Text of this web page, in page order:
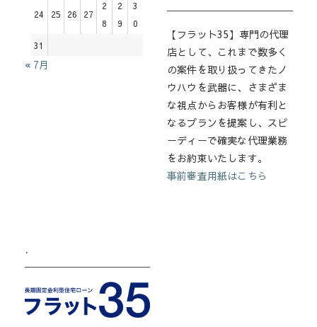
24 25 26 27
2
8
2
9
3
0
31
« 7月
【フラット35】専門の代理
店として、これまで数多く
の案件を取り扱ってきたノ
ウハウを武器に、さまざま
な視点からお客様が有利と
なるプランを提案し、スピ
ーディーで確実な代理業務
をお約束いたします。
事前審査用紙はこちら
.